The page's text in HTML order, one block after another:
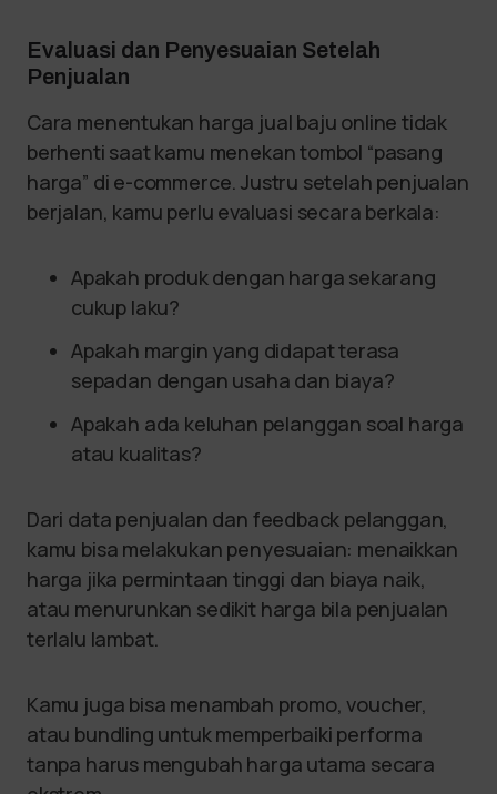
Evaluasi dan Penyesuaian Setelah
Penjualan
Cara menentukan harga jual baju online tidak
berhenti saat kamu menekan tombol “pasang
harga” di e-commerce. Justru setelah penjualan
berjalan, kamu perlu evaluasi secara berkala:
Apakah produk dengan harga sekarang
cukup laku?
Apakah margin yang didapat terasa
sepadan dengan usaha dan biaya?
Apakah ada keluhan pelanggan soal harga
atau kualitas?
Dari data penjualan dan feedback pelanggan,
kamu bisa melakukan penyesuaian: menaikkan
harga jika permintaan tinggi dan biaya naik,
atau menurunkan sedikit harga bila penjualan
terlalu lambat.
Kamu juga bisa menambah promo, voucher,
atau bundling untuk memperbaiki performa
tanpa harus mengubah harga utama secara